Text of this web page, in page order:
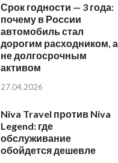
Срок годности — 3 года:
почему в России
автомобиль стал
дорогим расходником, а
не долгосрочным
активом
27.04.2026
Niva Travel против Niva
Legend: где
обслуживание
обойдется дешевле